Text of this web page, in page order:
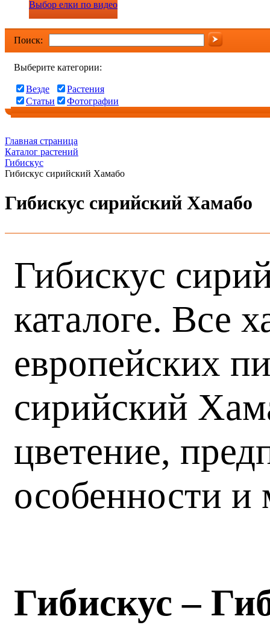
Выбор елки по видео
Поиск:
Выберите категории:
Везде
Растения
Статьи
Фотографии
Главная страница
Каталог растений
Гибискус
Гибискус сирийский Хамабо
Гибискус сирийский Хамабо
Гибискус
каталоге. Все
европейских
сирийский
цветение,
особенности и
Гибискус –